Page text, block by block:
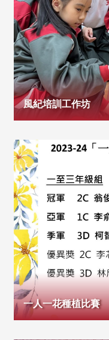
風紀培訓工作坊
一人一花種植比賽